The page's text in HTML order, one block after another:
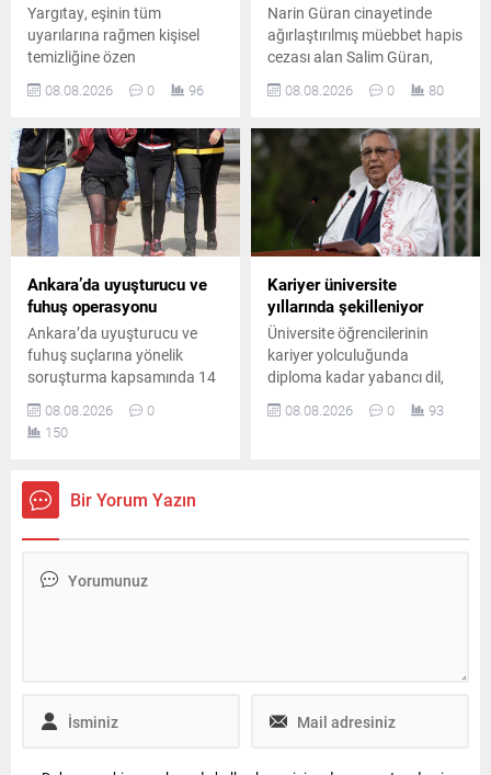
Yargıtay, eşinin tüm
uyarılarına rağmen kişisel
temizliğine özen
koktuğu belirtilen erkeği
kusurlu kabul etti. Çiftin
boşanmasına karar verildi.
08.08.2026 0 96
Narin Güran cinayetinde
ağırlaştırılmış müebbet hapis
cezası alan Salim Güran,
mektupta suçsuz olduğunu
failinin Nevzat Bahtiyar
olduğunu öne sürdü.
08.08.2026 0 80
Ankara’da uyuşturucu ve
fuhuş operasyonu
Ankara’da uyuşturucu ve
fuhuş suçlarına yönelik
soruşturma kapsamında 14
şüpheli hakkında gözaltı
kararı verildi. Düzenlenen
operasyonda 8 şüpheli
şüphelilerin yakalanması için
çalışmalar sürüyor.
08.08.2026
0
150
Kariyer üniversite
yıllarında şekilleniyor
Üniversite öğrencilerinin
kariyer yolculuğunda
diploma kadar yabancı dil,
teknoloji bilgisi, staj ve
uygulamalı deneyimin de
08.08.2026 0 93
Bir Yorum Yazın